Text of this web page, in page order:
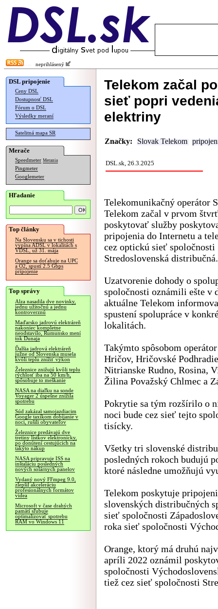
neprihlásený
DSL pripojenie
Ceny DSL
Dostupnosť DSL
Fórum o DSL
Výsledky meraní
Satelitná mapa SR
Merače
Speedmeter Merania
Pingmeter
Googlemeter
Hľadanie
Top články
Na Slovensku sa v tichosti
vypína ADSL v lokalitách s
VDSL, už 31. mája
Orange sa doťahuje na UPC
a O2, spustí 2.5 Gbps
pripojenie
Top správy
Alza nasadila dve novinky,
jednu užitočnú a jednu
kontroverznú
Maďarsko jadrovú elektráreň
nakoniec kompletne
neodstavilo, Rumunsko mení
tok Dunaja
Ďalšia jadrová elektráreň
južne od Slovenska musela
kvôli teplu znížiť výkon
Železnice znižujú kvôli teplu
rýchlosť iba na 50 km/h,
spôsobuje to meškanie
NASA na diaľku na sonde
Voyager 2 úspešne znížila
spotrebu
Súd zakázal samojazdiacim
Google taxíkom dobíjanie v
noci, rušili obyvateľov
Železnice predávajú dve
tretiny lístkov elektronicky,
po donútení cestujúcich na
takýto nákup
NASA pripravuje ISS na
inštaláciu posledných
nových solárnych panelov
Vydaný nový FFmpeg 9.0,
zlepšil akceleráciu
profesionálnych formátov
videa
Microsoft v čase drahých
pamätí sľubuje
optimalizovať spotrebu
RAM vo Windows 11
Telekom začal
sieť popri
elektriny
Značky: Slovak Telekom
DSL.sk, 26.3.2025
Telekomunikačný operátor
Telekom začal v prvom
poskytovať služby
pripojenia do Internetu a
cez optickú sieť spoločnosti
Stredoslovenská distribučná.
Uzatvorenie dohody o
spoločnosti oznámili ešte v
aktuálne Telekom
spustení spolupráce v
lokalitách.
Takýmto spôsobom
Hričov, Hričovské
Nitrianske Rudno, Rosina,
Žilina Považský Chlmec a
Pokrytie sa tým rozšírilo o
noci bude cez sieť tejto
tisícky.
Všetky tri slovenské
posledných rokoch budujú
ktoré následne umožňujú
Telekom poskytuje
slovenských distribučných
sieť spoločnosti
roka sieť spoločnosti
Orange, ktorý má druhú
apríli 2022 oznámil
spoločnosti
tiež cez sieť spoločnosti